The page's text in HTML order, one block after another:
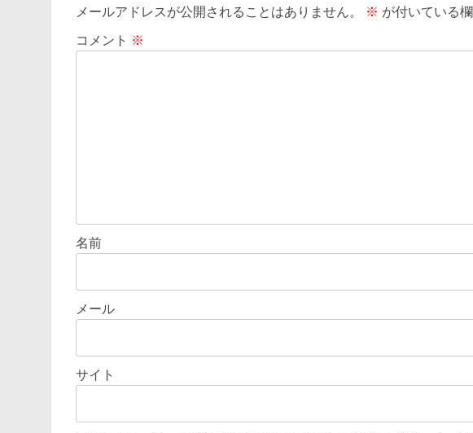
メールアドレスが公開されることはありません。 ※ が付いている
コメント ※
名前
メール
サイト